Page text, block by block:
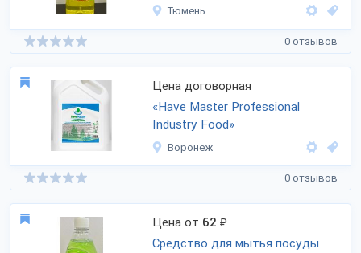
Тюмень
0 отзывов
Цена договорная
«Have Master Professional
Industry Food»
Воронеж
0 отзывов
Цена от 62 ₽
Средство для мытья посуды